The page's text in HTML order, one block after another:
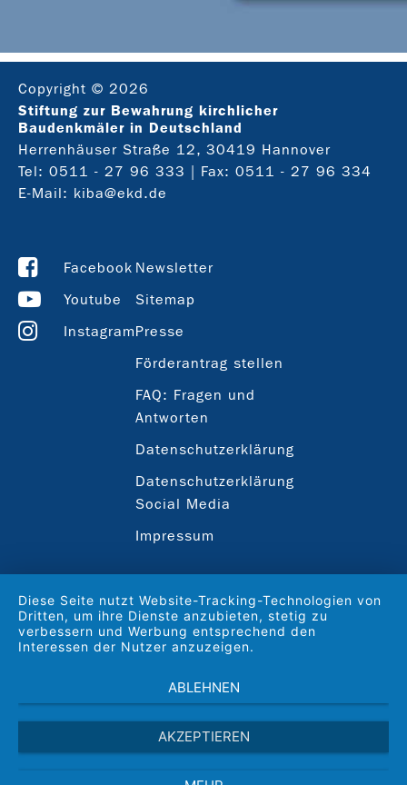
Copyright © 2026
Stiftung zur Bewahrung kirchlicher
Baudenkmäler in Deutschland
Herrenhäuser Straße 12, 30419 Hannover
Tel: 0511 - 27 96 333
| Fax: 0511 - 27 96 334
E-Mail: kiba@ekd.de
Facebook
Youtube
Instagram
Newsletter
Sitemap
Presse
Förderantrag stellen
FAQ: Fragen und
Antworten
Datenschutzerklärung
Datenschutzerklärung
Social Media
Impressum
Diese Seite nutzt Website-Tracking-Technologien von
Dritten, um ihre Dienste anzubieten, stetig zu
verbessern und Werbung entsprechend den
Interessen der Nutzer anzuzeigen.
ABLEHNEN
AKZEPTIEREN